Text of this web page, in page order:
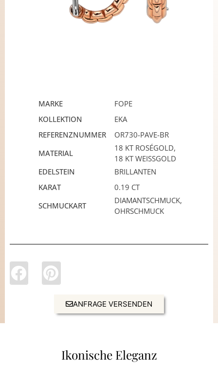
MARKE
FOPE
KOLLEKTION
EKA
REFERENZNUMMER
OR730-PAVE-BR
MATERIAL
18 KT ROSÉGOLD,
18 KT WEISSGOLD
EDELSTEIN
BRILLANTEN
KARAT
0.19 CT
SCHMUCKART
DIAMANTSCHMUCK,
OHRSCHMUCK
ANFRAGE VERSENDEN
Ikonische Eleganz